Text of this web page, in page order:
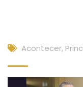
Acontecer,